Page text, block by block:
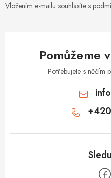
Vložením e-mailu souhlasíte s
Pomůžeme
Potřebujete s něčím
info